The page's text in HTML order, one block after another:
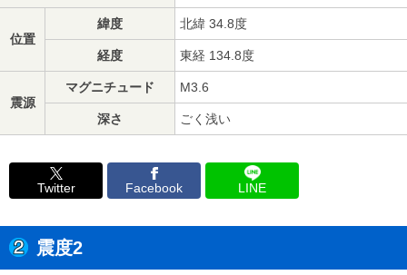
位置
緯度 北緯 34.8度
経度 東経 134.8度
震源
マグニチュード M3.6
深さ ごく浅い
Twitter Facebook LINE
震度2